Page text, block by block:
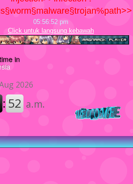
05:56:53 pm
Click untuk langsung kebawah
in